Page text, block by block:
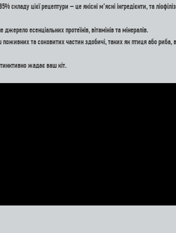
складу цієї рецептури – це якісні м’ясні інгредієнти, та
есенціальних протеїнів, вітамінів та мінералів.
та соковитих частин здобичі, таких як птиця або риба,
жадає ваш кіт.